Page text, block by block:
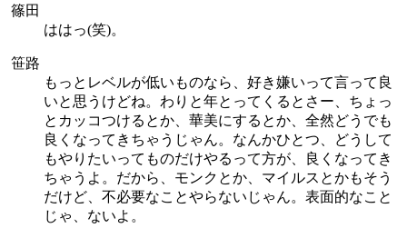
篠田
ははっ(笑)。
笹路
もっとレベルが低いものなら、好き嫌いって言って良
いと思うけどね。わりと年とってくるとさー、ちょっ
とカッコつけるとか、華美にするとか、全然どうでも
良くなってきちゃうじゃん。なんかひとつ、どうして
もやりたいってものだけやるって方が、良くなってき
ちゃうよ。だから、モンクとか、マイルスとかもそう
だけど、不必要なことやらないじゃん。表面的なこと
じゃ、ないよ。